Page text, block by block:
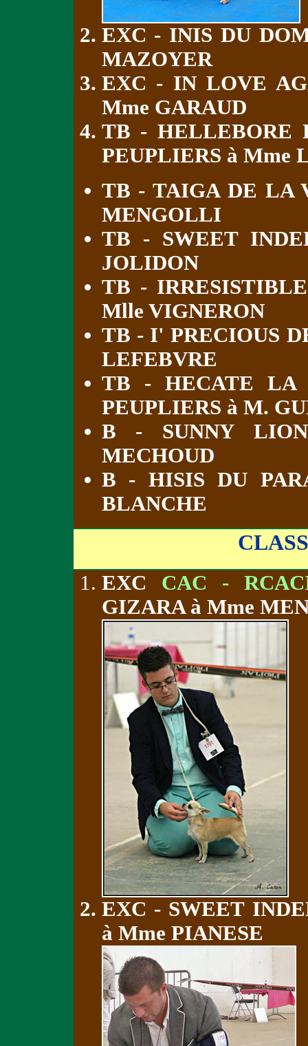
EXC - INIS DU
MAZOYER
EXC - IN LOVE
Mme GARAUD
TB - HELLEBORE
PEUPLIERS à Mme
TB - TAIGA DE LA
MENGOLLI
TB - SWEET
JOLIDON
TB -
Mlle VIGNERON
TB - I' PRECIOUS
LEFEBVRE
TB - HECATE LA
PEUPLIERS à M.
B - SUNNY
MECHOUD
B - HISIS DU
BLANCHE
EXC CAC -
GIZARA à Mme
EXC - SWEET
à Mme PIANESE